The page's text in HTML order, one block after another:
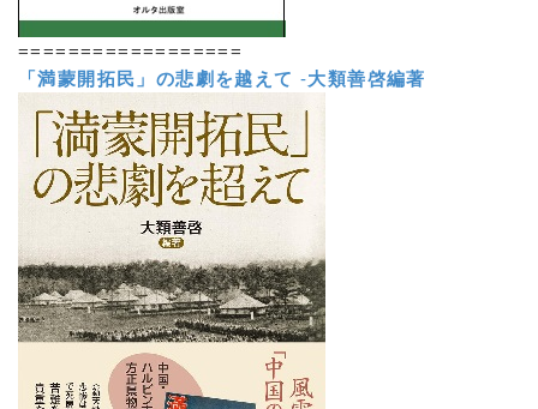
==================
「満蒙開拓民」の悲劇を越えて -大類善啓編著